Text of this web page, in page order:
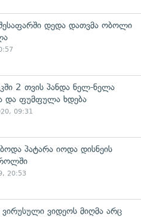
დედა დათვმა ობოლი
2 თვის პანდა ნელ-ნელა
და ფუმფულა ხდება
09:31
პატარა იოდა დისნეის
როლში
20:53
ვირუსული ვიდეოს მიღმა არც